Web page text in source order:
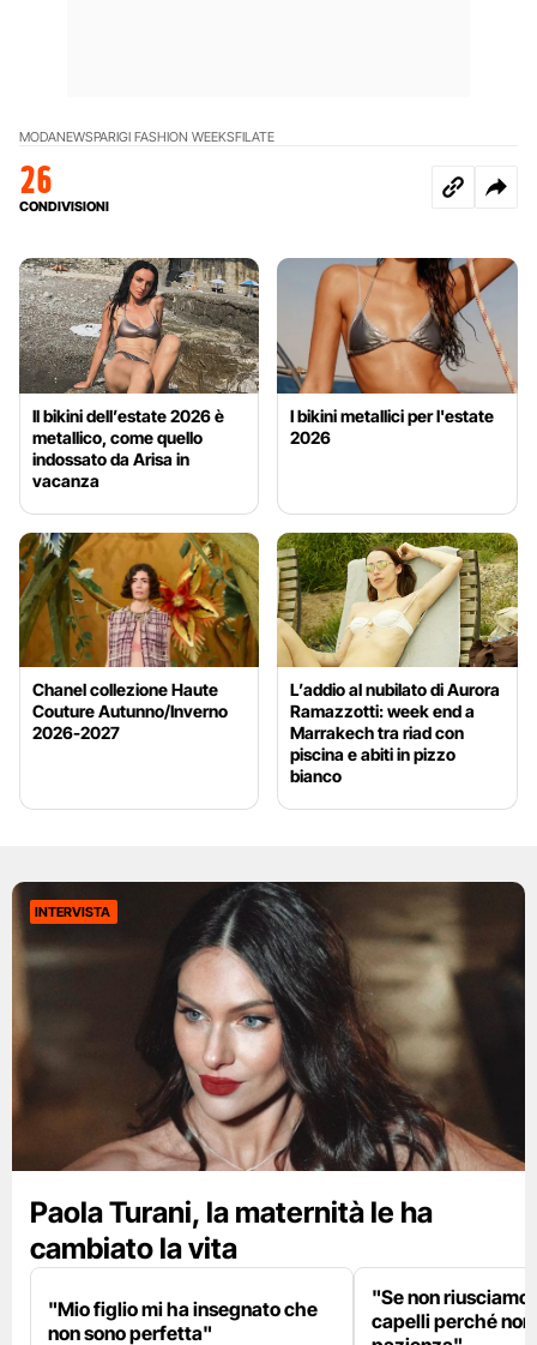
MODANEWSPARIGI FASHION WEEKSFILATE
26
CONDIVISIONI
Il bikini dell’estate 2026 è
metallico, come quello
indossato da Arisa in
vacanza
I bikini metallici per l'estate
2026
Chanel collezione Haute
Couture Autunno/Inverno
2026-2027
L’addio al nubilato di Aurora
Ramazzotti: week end a
Marrakech tra riad con
piscina e abiti in pizzo
bianco
INTERVISTA
Paola Turani, la maternità le ha
cambiato la vita
"Mio figlio mi ha insegnato che
non sono perfetta"
"Se non riusciamo
capelli perché